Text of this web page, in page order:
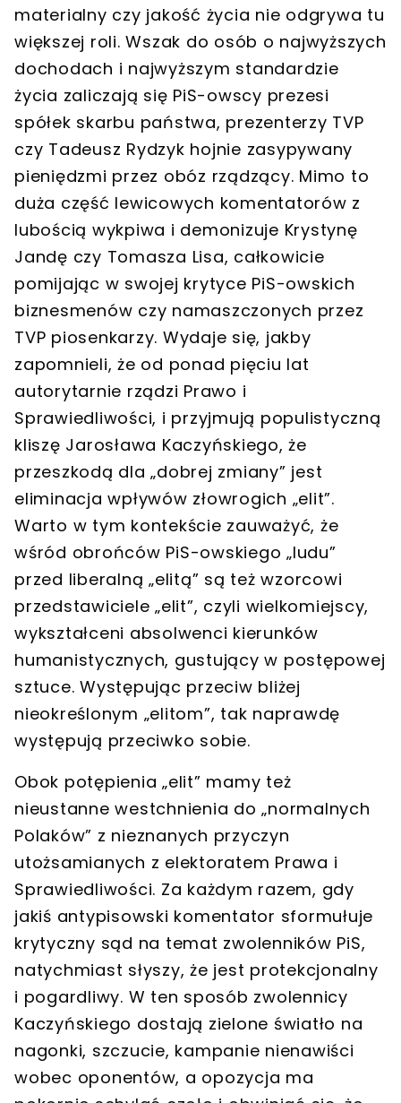
materialny czy jakość życia nie odgrywa tu
większej roli. Wszak do osób o najwyższych
dochodach i najwyższym standardzie
życia zaliczają się PiS-owscy prezesi
spółek skarbu państwa, prezenterzy TVP
czy Tadeusz Rydzyk hojnie zasypywany
pieniędzmi przez obóz rządzący. Mimo to
duża część lewicowych komentatorów z
lubością wykpiwa i demonizuje Krystynę
Jandę czy Tomasza Lisa, całkowicie
pomijając w swojej krytyce PiS-owskich
biznesmenów czy namaszczonych przez
TVP piosenkarzy. Wydaje się, jakby
zapomnieli, że od ponad pięciu lat
autorytarnie rządzi Prawo i
Sprawiedliwości, i przyjmują populistyczną
kliszę Jarosława Kaczyńskiego, że
przeszkodą dla „dobrej zmiany” jest
eliminacja wpływów złowrogich „elit”.
Warto w tym kontekście zauważyć, że
wśród obrońców PiS-owskiego „ludu”
przed liberalną „elitą” są też wzorcowi
przedstawiciele „elit”, czyli wielkomiejscy,
wykształceni absolwenci kierunków
humanistycznych, gustujący w postępowej
sztuce. Występując przeciw bliżej
nieokreślonym „elitom”, tak naprawdę
występują przeciwko sobie.
Obok potępienia „elit” mamy też
nieustanne westchnienia do „normalnych
Polaków” z nieznanych przyczyn
utożsamianych z elektoratem Prawa i
Sprawiedliwości. Za każdym razem, gdy
jakiś antypisowski komentator sformułuje
krytyczny sąd na temat zwolenników PiS,
natychmiast słyszy, że jest protekcjonalny
i pogardliwy. W ten sposób zwolennicy
Kaczyńskiego dostają zielone światło na
nagonki, szczucie, kampanie nienawiści
wobec oponentów, a opozycja ma